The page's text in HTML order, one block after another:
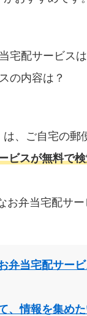
宅配サービスは
の内容は？
、ご自宅の郵
ビスが無料で
弁当宅配サ
弁当宅配サー
、情報を集め